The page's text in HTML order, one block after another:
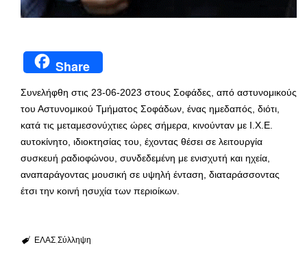
Share
Συνελήφθη στις 23-06-2023 στους Σοφάδες, από αστυνομικούς
του Αστυνομικού Τμήματος Σοφάδων, ένας ημεδαπός, διότι,
κατά τις μεταμεσονύχτιες ώρες σήμερα, κινούνταν με Ι.Χ.Ε.
αυτοκίνητο, ιδιοκτησίας του, έχοντας θέσει σε λειτουργία
συσκευή ραδιοφώνου, συνδεδεμένη με ενισχυτή και ηχεία,
αναπαράγοντας μουσική σε υψηλή ένταση, διαταράσσοντας
έτσι την κοινή ησυχία των περιοίκων.
ΕΛΑΣ Σύλληψη